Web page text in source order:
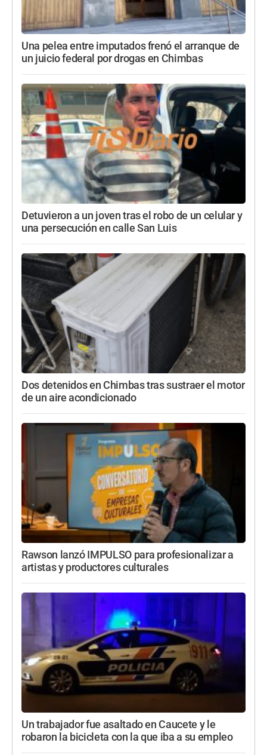
Una pelea entre imputados frenó el arranque de
un juicio federal por drogas en Chimbas
Detuvieron a un joven tras el robo de un celular y
una persecución en calle San Luis
Dos detenidos en Chimbas tras sustraer el motor
de un aire acondicionado
Rawson lanzó IMPULSO para profesionalizar a
artistas y productores culturales
Un trabajador fue asaltado en Caucete y le
robaron la bicicleta con la que iba a su empleo